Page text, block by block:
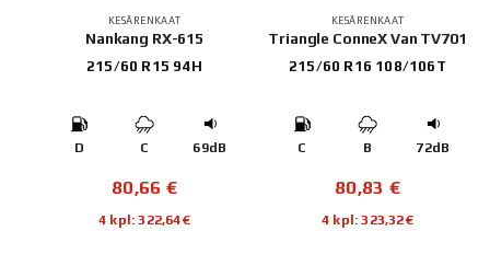
KESÄRENKAAT
Nankang RX-615
215/60 R15 94H
D C 69dB
80,66 €
4 kpl: 322,64€
KESÄRENKAAT
Triangle ConneX Van TV701
215/60 R16 108/106T
C B 72dB
80,83 €
4 kpl: 323,32€